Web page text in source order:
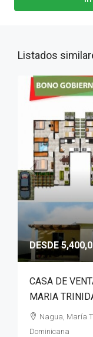
Listados
DESDE
CASA DE
MARIA
Nagua, María
Dominicana